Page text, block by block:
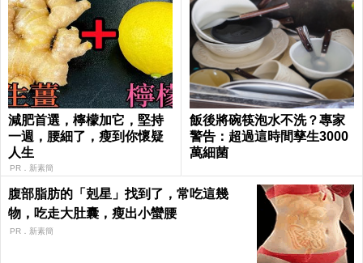
減肥首選，檸檬加它，堅持
一週，腰細了，瘦到你懷疑
人生
PR．新素簡
飯後將碗筷泡水不洗？專家
警告：超過這時間孳生3000
萬細菌
腹部脂肪的「剋星」找到了，常吃這幾
物，吃走大肚囊，瘦出小蠻腰
PR．新素簡